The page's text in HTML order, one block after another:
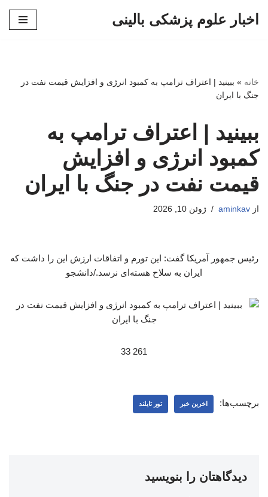
اخبار علوم پزشکی بالینی
خانه » ببینید | اعتراف ترامپ به کمبود انرژی و افزایش قیمت نفت در
جنگ با ایران
ببینید | اعتراف ترامپ به
کمبود انرژی و افزایش
قیمت نفت در جنگ با ایران
از aminkav ژوئن 10, 2026
رئیس جمهور آمریکا گفت: این تورم و اتفاقات ارزش این را داشت که
ایران به سلاح هسته‌ای نرسد./دانشجو
261 33
برچسب‌ها: اخرین خبر تور تایلند
دیدگاهتان را بنویسید